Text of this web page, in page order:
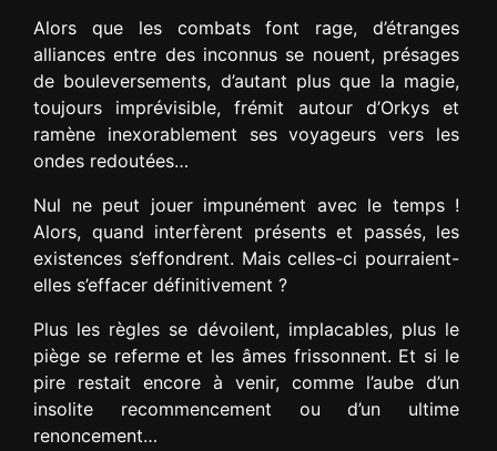
Alors que les combats font rage, d’étranges
alliances entre des inconnus se nouent, présages
de bouleversements, d’autant plus que la magie,
toujours imprévisible, frémit autour d’Orkys et
ramène inexorablement ses voyageurs vers les
ondes redoutées…
Nul ne peut jouer impunément avec le temps !
Alors, quand interfèrent présents et passés, les
existences s’effondrent. Mais celles-ci pourraient-
elles s’effacer définitivement ?
Plus les règles se dévoilent, implacables, plus le
piège se referme et les âmes frissonnent. Et si le
pire restait encore à venir, comme l’aube d’un
insolite recommencement ou d’un ultime
renoncement…